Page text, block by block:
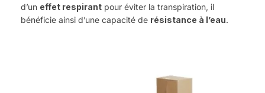
d’un effet respirant pour éviter la transpiration, il
bénéficie ainsi d’une capacité de résistance à l’eau.